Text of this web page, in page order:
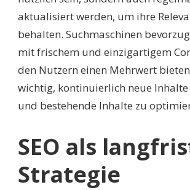
aktualisiert werden, um ihre
behalten. Suchmaschinen
mit frischem und einzigartigem
den Nutzern einen Mehrwert
wichtig, kontinuierlich neue
und bestehende Inhalte zu
SEO als
Strategie